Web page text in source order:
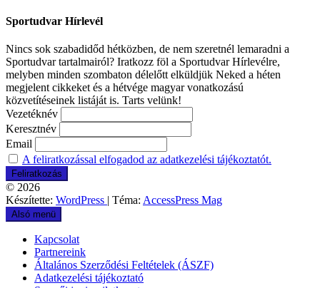
Sportudvar Hírlevél
Nincs sok szabadidőd hétközben, de nem szeretnél lemaradni a
Sportudvar tartalmairól? Iratkozz föl a Sportudvar Hírlevélre,
melyben minden szombaton délelőtt elküldjük Neked a héten
megjelent cikkeket és a hétvége magyar vonatkozású
közvetítéseinek listáját is. Tarts velünk!
Vezetéknév
Keresztnév
Email
A feliratkozással elfogadod az adatkezelési tájékoztatót.
© 2026
Készítette: WordPress | Téma: AccessPress Mag
Alsó menü
Kapcsolat
Partnereink
Általános Szerződési Feltételek (ÁSZF)
Adatkezelési tájékoztató